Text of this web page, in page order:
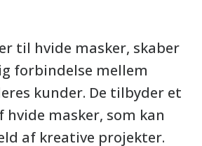
til hvide masker, skaber
forbindelse mellem
kunder. De tilbyder et
masker, som kan
af kreative projekter.